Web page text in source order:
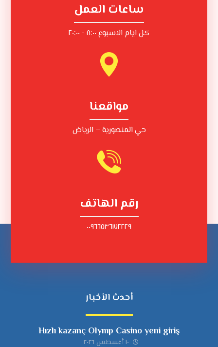
ساعات العمل
كل ايام الاسبوع ٨:٠٠ - ٢٠:٠٠
مواقعنا
حي المنصورية – الرياض
رقم الهاتف
٠٠٩٦٦٥٣٦١٧٢٢٢٩
أحدث الأخبار
Hızlı kazanç Olymp Casino yeni giriş
١٠ أغسطس ٢٠٢٦